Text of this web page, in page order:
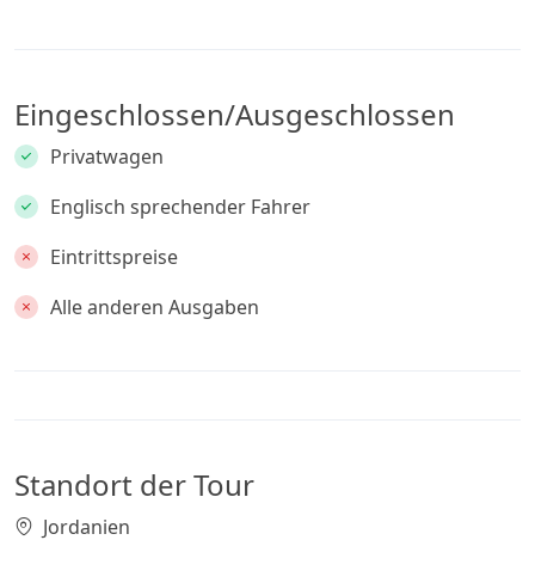
Eingeschlossen/Ausgeschlossen
Privatwagen
Englisch sprechender Fahrer
Eintrittspreise
Alle anderen Ausgaben
Standort der Tour
Jordanien